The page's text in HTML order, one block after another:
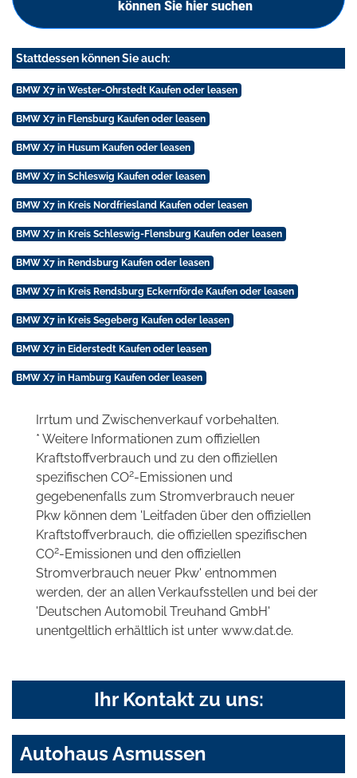
können Sie hier suchen
Stattdessen können Sie auch:
BMW X7 in Wester-Ohrstedt Kaufen oder leasen
BMW X7 in Flensburg Kaufen oder leasen
BMW X7 in Husum Kaufen oder leasen
BMW X7 in Schleswig Kaufen oder leasen
BMW X7 in Kreis Nordfriesland Kaufen oder leasen
BMW X7 in Kreis Schleswig-Flensburg Kaufen oder leasen
BMW X7 in Rendsburg Kaufen oder leasen
BMW X7 in Kreis Rendsburg Eckernförde Kaufen oder leasen
BMW X7 in Kreis Segeberg Kaufen oder leasen
BMW X7 in Eiderstedt Kaufen oder leasen
BMW X7 in Hamburg Kaufen oder leasen
Irrtum und Zwischenverkauf vorbehalten.
* Weitere Informationen zum offiziellen
Kraftstoffverbrauch und zu den offiziellen
spezifischen CO2-Emissionen und
gegebenenfalls zum Stromverbrauch neuer
Pkw können dem 'Leitfaden über den offiziellen
Kraftstoffverbrauch, die offiziellen spezifischen
CO2-Emissionen und den offiziellen
Stromverbrauch neuer Pkw' entnommen
werden, der an allen Verkaufsstellen und bei der
'Deutschen Automobil Treuhand GmbH'
unentgeltlich erhältlich ist unter www.dat.de.
Ihr Kontakt zu uns:
Autohaus Asmussen